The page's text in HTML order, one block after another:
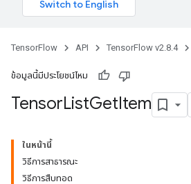
TensorFlow API TensorFlow v2.8.4
ข้อมูลนี้มีประโยชน์ไหม
TensorListGetItem
ในหน้านี้
วิธีการสาธารณะ
วิธีการสืบทอด